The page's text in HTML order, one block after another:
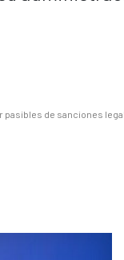
de sanciones